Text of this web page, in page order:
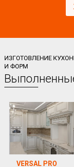
ИЗГОТОВЛЕНИЕ
И ФОРМ
VERSAL PRO